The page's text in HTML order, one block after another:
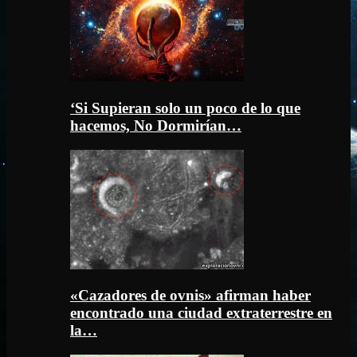
‘Si Supieran solo un poco de lo que
hacemos, No Dormirían…
«Cazadores de ovnis» afirman haber
encontrado una ciudad extraterrestre en
la…